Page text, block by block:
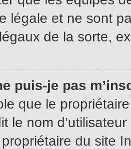
légale et ne sont
de la sorte,
puis-je pas
que le
le nom
du site